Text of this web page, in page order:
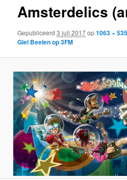
Amsterdelics
Gepubliceerd3 juli 2017op1063 × 535
Giel Beelen op 3FM